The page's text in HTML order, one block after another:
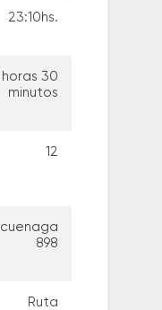
23:10hs.
horas 30
minutos
12
898
Ruta